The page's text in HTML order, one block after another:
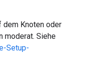
dem Knoten oder
moderat. Siehe
Setup-